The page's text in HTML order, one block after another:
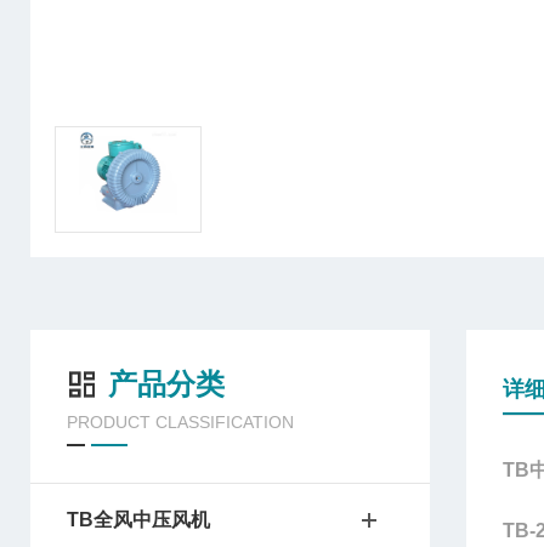
产品分类
PRODUCT CLASSIFICATION
TB全风中压风机
详
TB
TB-